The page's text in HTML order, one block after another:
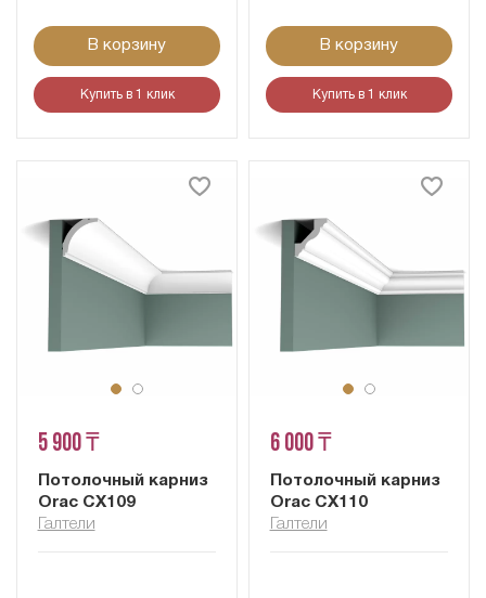
В корзину
Купить в 1 клик
В корзину
Купить в 1 клик
5 900 ₸
Потолочный карниз
Orac CX109
Галтели
6 000 ₸
Потолочный карниз
Orac CX110
Галтели